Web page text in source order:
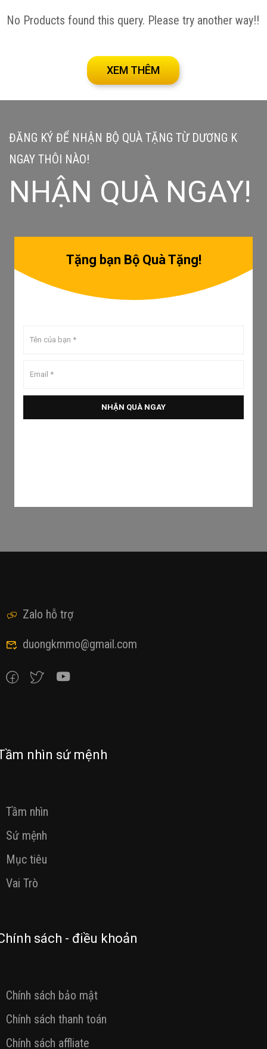
No Products found this query. Please try another way!!
XEM THÊM
ĐĂNG KÝ ĐỂ NHẬN BỘ QUÀ TẶNG TỪ DƯƠNG K
NGAY THÔI NÀO!
NHẬN QUÀ NGAY!
Tặng bạn Bộ Quà Tặng!
Zalo hỗ trợ
duongkmmo@gmail.com
nhìn sứ mệnh
Tầm nhìn
Sứ mệnh
Mục tiêu
Vai Trò
sách - điều khoản
Chính sách bảo mật
Chính sách thanh toán
Chính sách affliate